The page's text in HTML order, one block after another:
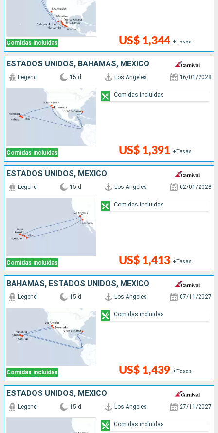
Comidas incluidas US$ 1,344 +Tasas
ESTADOS UNIDOS, BAHAMAS, MÉXICO
Comidas incluidas
Legend 15 d Los Angeles 16/01/2028
US$ 1,391 +Tasas
Comidas incluidas
ESTADOS UNIDOS, MÉXICO
Comidas incluidas
Legend 15 d Los Angeles 02/01/2028
US$ 1,413 +Tasas
Comidas incluidas
BAHAMAS, ESTADOS UNIDOS, MÉXICO
Comidas incluidas
Legend 15 d Los Angeles 07/11/2027
US$ 1,439 +Tasas
Comidas incluidas
ESTADOS UNIDOS, MÉXICO
Legend 15 d Los Angeles 27/11/2027
Comidas incluidas